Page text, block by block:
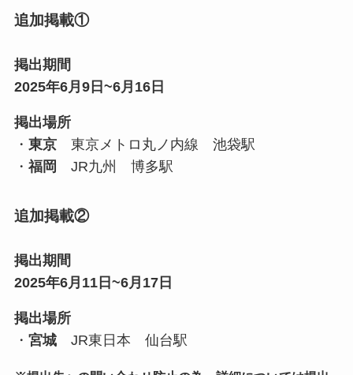
追加掲載①
掲出期間
2025年6月9日~6月16日
掲出場所
・ 東京東京メトロ丸ノ内線 池袋駅
・ 福岡 JR九州 博多駅
追加掲載②
掲出期間
2025年6月11日~6月17日
掲出場所
・ 宮城JR東日本 仙台駅